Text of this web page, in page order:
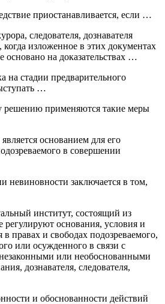
приостанавливается, если …
следователя, дознавателя
изложенное в этих документах
основано на доказательствах …
на стадии предварительного
…
решению применяются такие меры
основанием для его
в совершении
невиновности заключается в том,
институт, состоящий из
основания, условия и
в правах и свободах подозреваемого,
или осужденного в связи с
или необоснованными
дознавателя, следователя,
и обоснованности действий